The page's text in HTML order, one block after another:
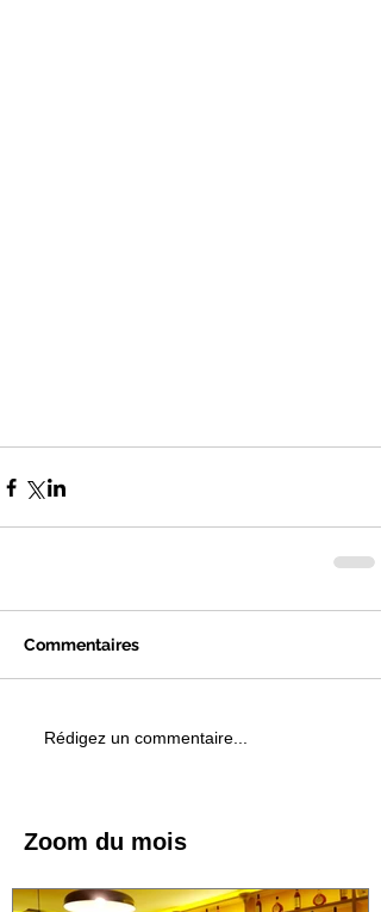
Commentaires
Rédigez un commentaire...
Zoom du mois